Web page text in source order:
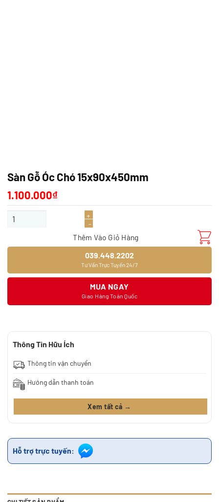
Sàn Gỗ Óc Chó 15x90x450mm
1.100.000₫
Sàn Gỗ Óc Chó 15x90x450mm số lượng
Thêm Vào Giỏ Hàng
039.448.2202
Tư Vấn Trực Tuyến 24/7
MUA NGAY
Giao Hàng Toàn Quốc
Thông Tin Hữu Ích
Thông tin vận chuyển
Hướng dẫn thanh toán
Xem tất cả →
Hỗ trợ trực tuyến: